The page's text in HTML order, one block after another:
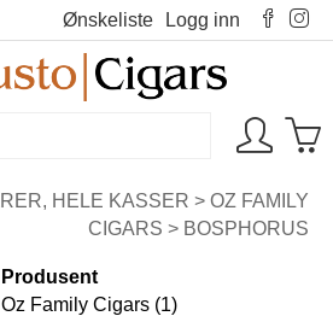
Ønskeliste Logg inn
HELE KASSER > OZ FAMILY
CIGARS > BOSPHORUS
Produsent
Oz Family Cigars (1)